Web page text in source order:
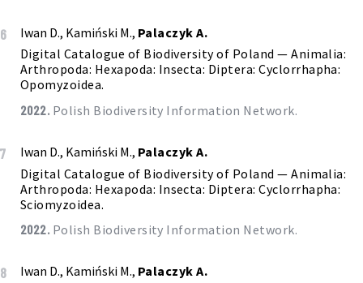
6 Iwan D., Kamiński M., Palaczyk A.
Digital Catalogue of Biodiversity of Poland — Animalia:
Arthropoda: Hexapoda: Insecta: Diptera: Cyclorrhapha:
Opomyzoidea.
2022. Polish Biodiversity Information Network.
7 Iwan D., Kamiński M., Palaczyk A.
Digital Catalogue of Biodiversity of Poland — Animalia:
Arthropoda: Hexapoda: Insecta: Diptera: Cyclorrhapha:
Sciomyzoidea.
2022. Polish Biodiversity Information Network.
8 Iwan D., Kamiński M., Palaczyk A.